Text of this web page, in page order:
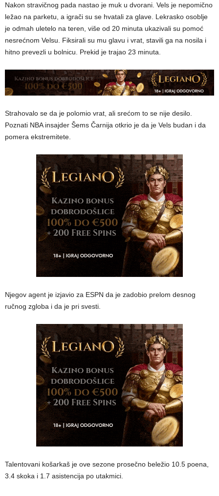
Nakon stravičnog pada nastao je muk u dvorani. Vels je nepomično
ležao na parketu, a igrači su se hvatali za glave. Lekrasko osoblje
je odmah uletelo na teren, više od 20 minuta ukazivali su pomoć
nesrećnom Velsu. Fiksirali su mu glavu i vrat, stavili ga na nosila i
hitno prevezli u bolnicu. Prekid je trajao 23 minuta.
Strahovalo se da je polomio vrat, ali srećom to se nije desilo.
Poznati NBA insajder Šems Čarnija otkrio je da je Vels budan i da
pomera ekstremitete.
Njegov agent je izjavio za ESPN da je zadobio prelom desnog
ručnog zgloba i da je pri svesti.
Talentovani košarkaš je ove sezone prosečno beležio 10.5 poena,
3.4 skoka i 1.7 asistencija po utakmici.